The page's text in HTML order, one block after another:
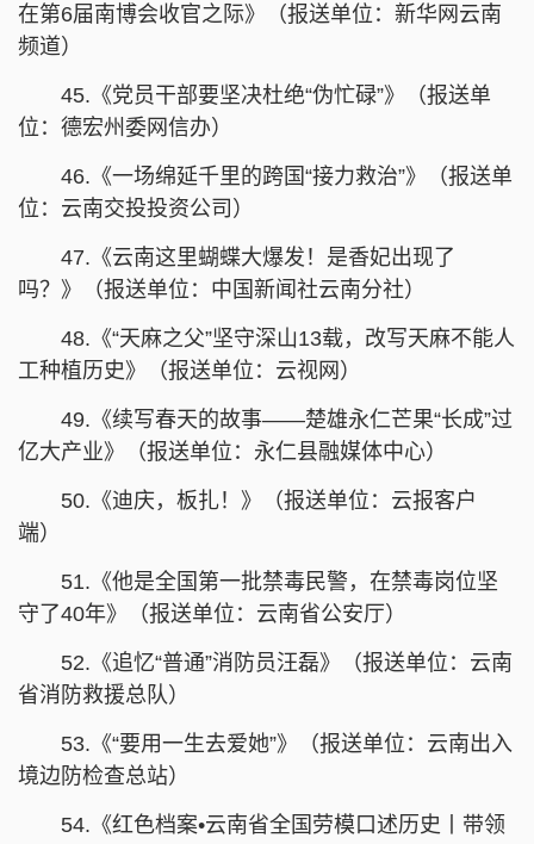
在第6届南博会收官之际》（报送单位：新华网云南
频道）
45.《党员干部要坚决杜绝“伪忙碌”》（报送单
位：德宏州委网信办）
46.《一场绵延千里的跨国“接力救治”》（报送单
位：云南交投投资公司）
47.《云南这里蝴蝶大爆发！是香妃出现了
吗？》（报送单位：中国新闻社云南分社）
48.《“天麻之父”坚守深山13载，改写天麻不能人
工种植历史》（报送单位：云视网）
49.《续写春天的故事——楚雄永仁芒果“长成”过
亿大产业》（报送单位：永仁县融媒体中心）
50.《迪庆，板扎！》（报送单位：云报客户
端）
51.《他是全国第一批禁毒民警，在禁毒岗位坚
守了40年》（报送单位：云南省公安厅）
52.《追忆“普通”消防员汪磊》（报送单位：云南
省消防救援总队）
53.《“要用一生去爱她”》（报送单位：云南出入
境边防检查总站）
54.《红色档案•云南省全国劳模口述历史丨带领